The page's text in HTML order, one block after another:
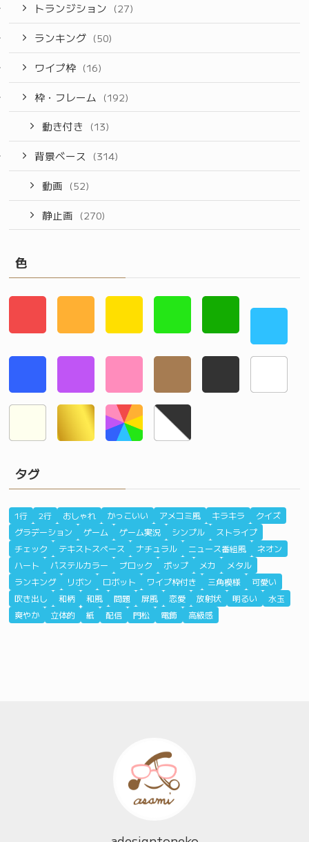
トランジション (27)
ランキング (50)
ワイプ枠 (16)
枠・フレーム (192)
動き付き (13)
背景ベース (314)
動画 (52)
静止画 (270)
色
タグ
1行 2行 おしゃれ かっこいい アメコミ風 キラキラ
クイズ
グラデーション
ゲーム ゲーム実況 シンプル
ストライプ
チェック
テキストスペース ナチュラル ニュース番組風
ネオン
ハート
パステルカラー ブロック ポップ メカ
メタル
ランキング
リボン ロボット ワイプ枠付き 三角模様
可愛い
吹き出し
和柄 和風 問題 屏風 恋愛 放射状 明るい
水玉
爽やか
立体的 紙 配信 門松 電飾 高級感